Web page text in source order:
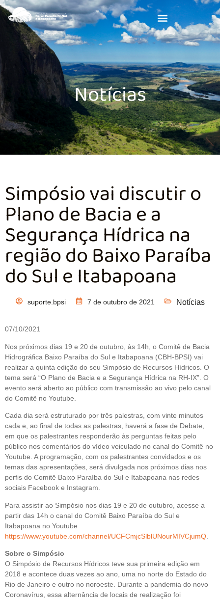
Notícias
Simpósio vai discutir o
Plano de Bacia e a
Segurança Hídrica na
região do Baixo Paraíba
do Sul e Itabapoana
suporte.bpsi 7 de outubro de 2021 Notícias
07/10/2021
Nos próximos dias 19 e 20 de outubro, às 14h, o Comitê de Bacia
Hidrográfica Baixo Paraíba do Sul e Itabapoana (CBH-BPSI) vai
realizar a quinta edição do seu Simpósio de Recursos Hídricos. O
tema será “O Plano de Bacia e a Segurança Hídrica na RH-IX”. O
evento será aberto ao público com transmissão ao vivo pelo canal
do Comitê no Youtube.
Cada dia será estruturado por três palestras, com vinte minutos
cada e, ao final de todas as palestras, haverá a fase de Debate,
em que os palestrantes responderão às perguntas feitas pelo
público nos comentários do vídeo veiculado no canal do Comitê no
Youtube. A programação, com os palestrantes convidados e os
temas das apresentações, será divulgada nos próximos dias nos
perfis do Comitê Baixo Paraíba do Sul e Itabapoana nas redes
sociais Facebook e Instagram.
Para assistir ao Simpósio nos dias 19 e 20 de outubro, acesse a
partir das 14h o canal do Comitê Baixo Paraíba do Sul e
Itabapoana no Youtube
https://www.youtube.com/channel/UCFCmjcSlblUNourMIVCjumQ
Sobre o Simpósio
O Simpósio de Recursos Hídricos teve sua primeira edição em
2018 e acontece duas vezes ao ano, uma no norte do Estado do
Rio de Janeiro e outro no noroeste. Durante a pandemia do novo
Coronavírus, essa alternância de locais de realização foi